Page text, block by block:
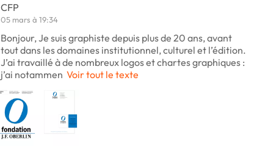
CFP
05 mars à 19:34
Bonjour, Je suis graphiste depuis plus de 20 ans, avant
tout dans les domaines institutionnel, culturel et l’édition.
J’ai travaillé à de nombreux logos et chartes graphiques :
j’ai notammen Voir tout le texte